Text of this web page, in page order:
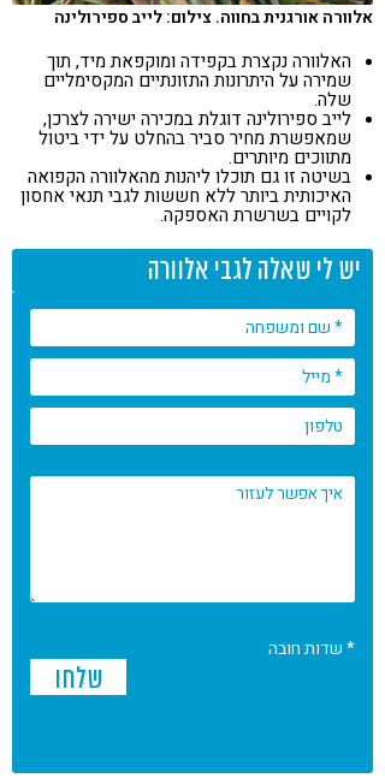
אלוורה אורגנית בחווה. צילום: לייב ספירולינה
האלוורה נקצרת בקפידה ומוקפאת מיד, תוך
שמירה על היתרונות התזונתיים המקסימליים
שלה.
לייב ספירולינה דוגלת במכירה ישירה לצרכן,
שמאפשרת מחיר סביר בהחלט על ידי ביטול
מתווכים מיותרים.
בשיטה זו גם תוכלו ליהנות מהאלוורה הקפואה
האיכותית ביותר ללא חששות לגבי תנאי אחסון
לקויים בשרשרת האספקה.
יש לי שאלה לגבי אלוורה
* שדות חובה